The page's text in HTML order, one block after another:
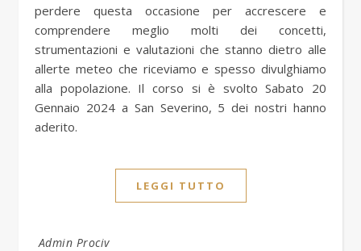
perdere questa occasione per accrescere e
comprendere meglio molti dei concetti,
strumentazioni e valutazioni che stanno dietro alle
allerte meteo che riceviamo e spesso divulghiamo
alla popolazione. Il corso si è svolto Sabato 20
Gennaio 2024 a San Severino, 5 dei nostri hanno
aderito.
LEGGI TUTTO
Admin Prociv